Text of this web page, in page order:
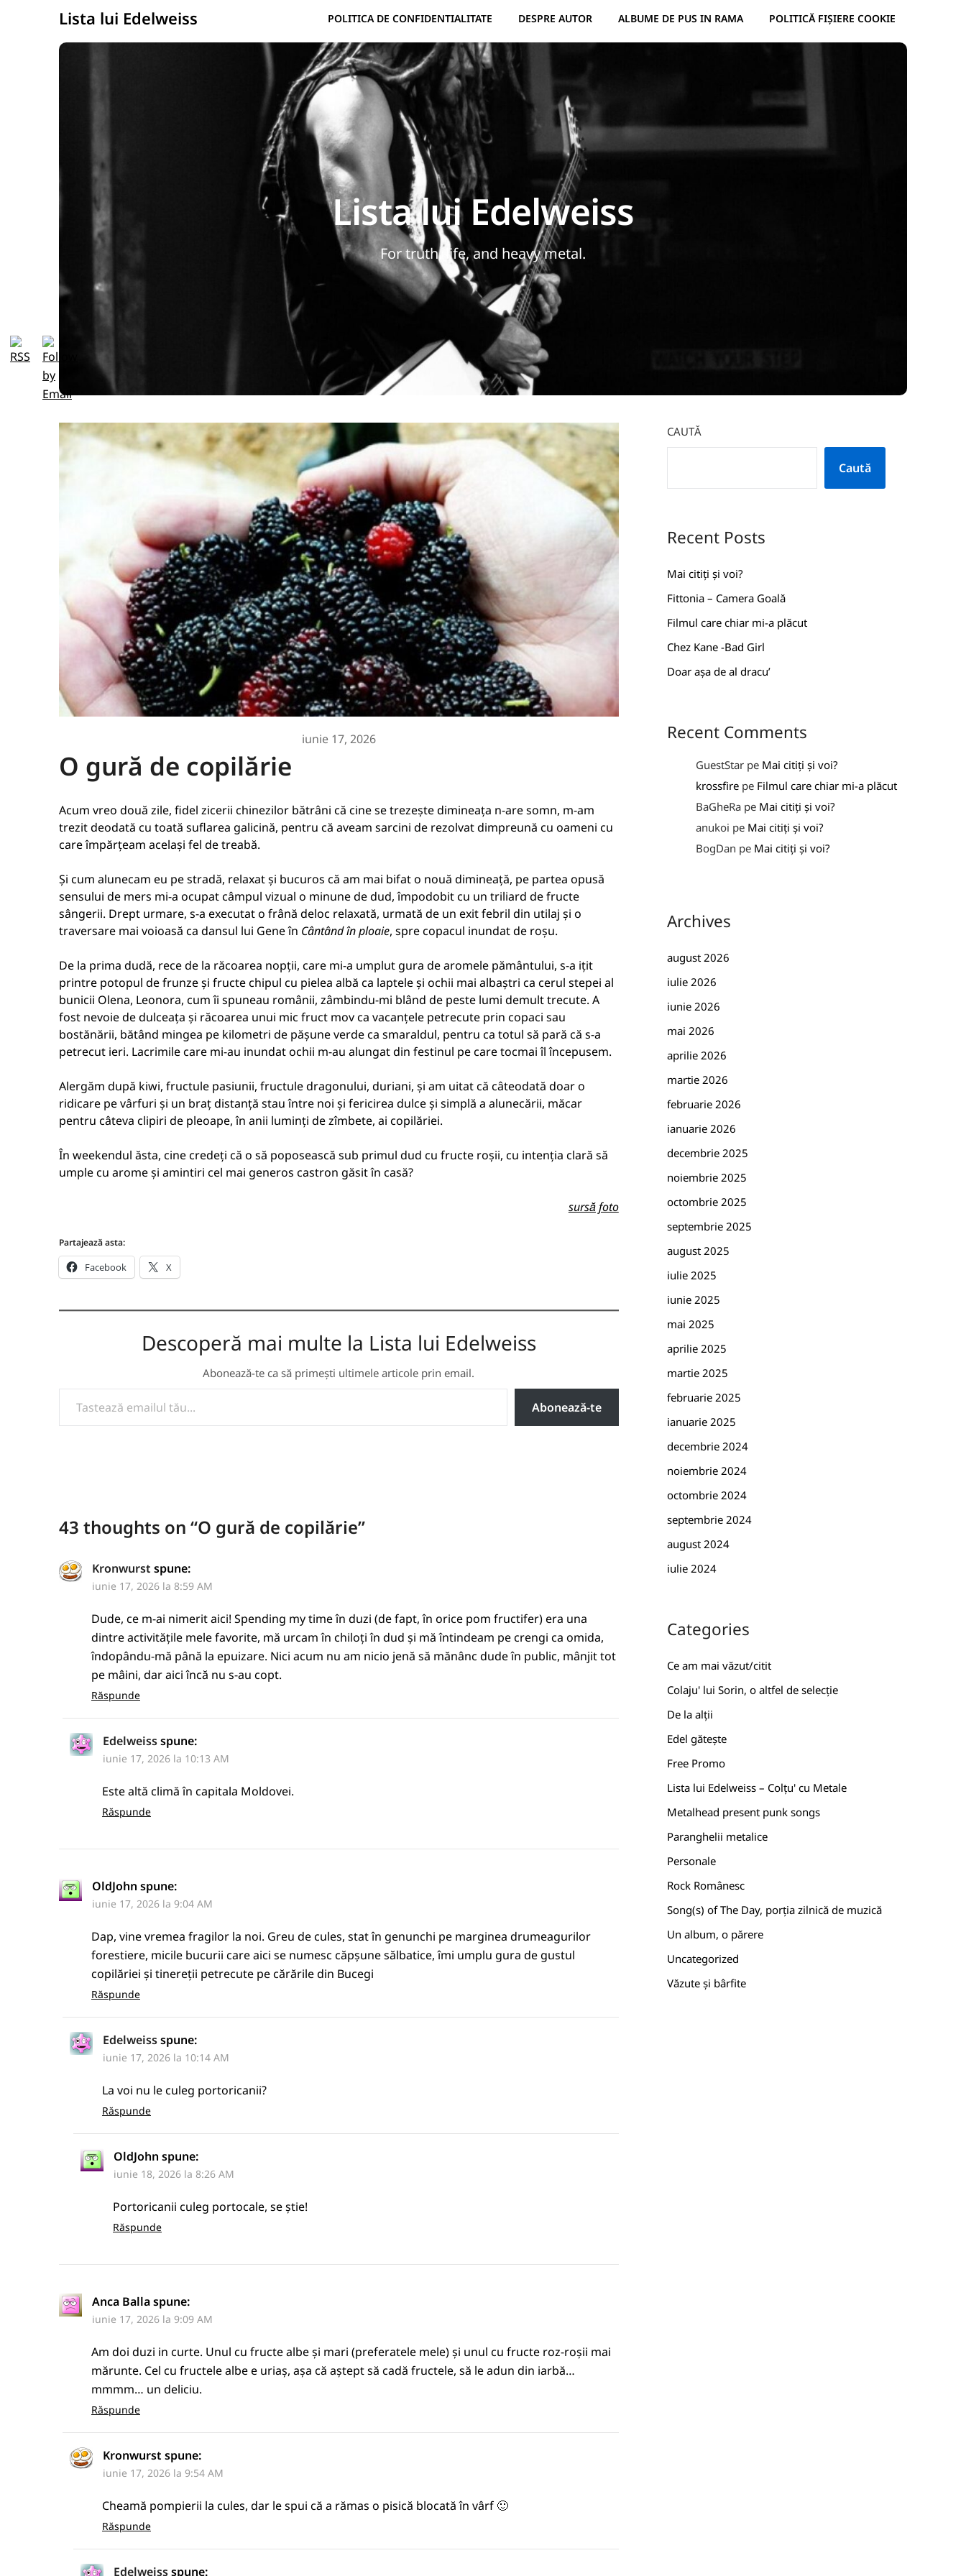
Lista lui Edelweiss POLITICA DE CONFIDENTIALITATE DESPRE AUTOR ALBUME DE PUS IN RAMA POLITICĂ FIȘIERE COOKIE
Lista lui Edelweiss
For truth, life, and heavy metal.
iunie 17, 2026
O gură de copilărie
Acum vreo două zile, fidel zicerii chinezilor bătrâni că cine se trezește dimineața n-are somn, m-am
trezit deodată cu toată suflarea galicină, pentru că aveam sarcini de rezolvat dimpreună cu oameni cu
care împărțeam același fel de treabă.
Și cum alunecam eu pe stradă, relaxat și bucuros că am mai bifat o nouă dimineață, pe partea opusă
sensului de mers mi-a ocupat câmpul vizual o minune de dud, împodobit cu un triliard de fructe
sângerii. Drept urmare, s-a executat o frână deloc relaxată, urmată de un exit febril din utilaj și o
traversare mai voioasă ca dansul lui Gene în Cântând în ploaie, spre copacul inundat de roșu.
De la prima dudă, rece de la răcoarea nopții, care mi-a umplut gura de aromele pământului, s-a ițit
printre potopul de frunze și fructe chipul cu pielea albă ca laptele și ochii mai albaștri ca cerul stepei al
bunicii Olena, Leonora, cum îi spuneau românii, zâmbindu-mi blând de peste lumi demult trecute. A
fost nevoie de dulceața și răcoarea unui mic fruct mov ca vacanțele petrecute prin copaci sau
bostănării, bătând mingea pe kilometri de pășune verde ca smaraldul, pentru ca totul să pară că s-a
petrecut ieri. Lacrimile care mi-au inundat ochii m-au alungat din festinul pe care tocmai îl începusem.
Alergăm după kiwi, fructule pasiunii, fructule dragonului, duriani, și am uitat că câteodată doar o
ridicare pe vârfuri și un braț distanță stau între noi și fericirea dulce și simplă a alunecării, măcar
pentru câteva clipiri de pleoape, în anii luminți de zîmbete, ai copilăriei.
În weekendul ăsta, cine credeți că o să poposească sub primul dud cu fructe roșii, cu intenția clară să
umple cu arome și amintiri cel mai generos castron găsit în casă?
sursă foto
Partajează asta:
Facebook X
Descoperă mai multe la Lista lui Edelweiss
Abonează-te ca să primești ultimele articole prin email.
TASTEAZĂ EMAILUL TĂU...
Abonează-te
43 thoughts on “O gură de copilărie”
Kronwurst spune:
iunie 17, 2026 la 8:59 AM
Dude, ce m-ai nimerit aici! Spending my time în duzi (de fapt, în orice pom fructifer) era una
dintre activitățile mele favorite, mă urcam în chiloți în dud și mă întindeam pe crengi ca omida,
îndopându-mă până la epuizare. Nici acum nu am nicio jenă să mănânc dude în public, mânjit tot
pe mâini, dar aici încă nu s-au copt.
Răspunde
Edelweissspune:
iunie 17, 2026 la 10:13 AM
Este altă climă în capitala Moldovei.
Răspunde
OldJohn spune:
iunie 17, 2026 la 9:04 AM
Dap, vine vremea fragilor la noi. Greu de cules, stat în genunchi pe marginea drumeagurilor
forestiere, micile bucurii care aici se numesc căpșune sălbatice, îmi umplu gura de gustul
copilăriei și tinereții petrecute pe cărările din Bucegi
Răspunde
Edelweissspune:
iunie 17, 2026 la 10:14 AM
La voi nu le culeg portoricanii?
Răspunde
OldJohn spune:
iunie 18, 2026 la 8:26 AM
Portoricanii culeg portocale, se știe!
Răspunde
Anca Ballaspune:
iunie 17, 2026 la 9:09 AM
Am doi duzi in curte. Unul cu fructe albe și mari (preferatele mele) și unul cu fructe roz-roșii mai
mărunte. Cel cu fructele albe e uriaș, așa că aștept să cadă fructele, să le adun din iarbă…
mmmm… un deliciu.
Răspunde
Kronwurst spune:
iunie 17, 2026 la 9:54 AM
Cheamă pompierii la cules, dar le spui că a rămas o pisică blocată în vârf 🙂
Răspunde
Edelweissspune:
CAUTĂ
Caută
Recent Posts
Mai citiți și voi?
Fittonia – Camera Goală
Filmul care chiar mi-a plăcut
Chez Kane -Bad Girl
Doar așa de al dracu’
Recent Comments
GuestStarpe Mai citiți și voi?
krossfirepe Filmul care chiar mi-a plăcut
BaGheRape Mai citiți și voi?
anukoi pe Mai citiți și voi?
BogDan pe Mai citiți și voi?
Archives
august 2026
iulie 2026
iunie 2026
mai 2026
aprilie 2026
martie 2026
februarie 2026
ianuarie 2026
decembrie 2025
noiembrie 2025
octombrie 2025
septembrie 2025
august 2025
iulie 2025
iunie 2025
mai 2025
aprilie 2025
martie 2025
februarie 2025
ianuarie 2025
decembrie 2024
noiembrie 2024
octombrie 2024
septembrie 2024
august 2024
iulie 2024
Categories
Ce am mai văzut/citit
Colaju' lui Sorin, o altfel de selecție
De la alții
Edel gătește
Free Promo
Lista lui Edelweiss – Colțu' cu Metale
Metalhead present punk songs
Paranghelii metalice
Personale
Rock Românesc
Song(s) of The Day, porția zilnică de muzică
Un album, o părere
Uncategorized
Văzute și bârfite